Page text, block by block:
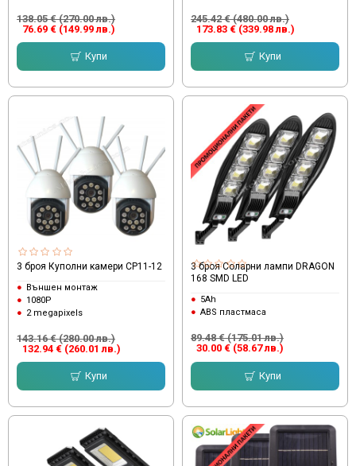
76.69 € (149.99 лв.)
138.05 € (270.00 лв.)
Купи
173.83 € (339.98 лв.)
245.42 € (480.00 лв.)
Купи
3 броя Куполни камери CP11-12
Външен монтаж
1080P
2 megapixels
132.94 € (260.01 лв.)
143.16 € (280.00 лв.)
Купи
3 броя Соларни лампи DRAGON
168 SMD LED
5Ah
ABS пластмаса
30.00 € (58.67 лв.)
89.48 € (175.01 лв.)
Купи